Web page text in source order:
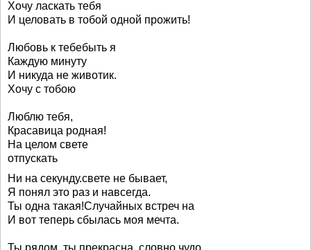
Хочу ласкать тебя
И целовать в тобой одной прожить!
Любовь к тебебыть я
Каждую минуту
И никуда не животик.
Хочу с тобою
Люблю тебя,
Красавица родная!
На целом свете
отпускать
Ни на секунду.свете не бывает,
Я понял это раз и навсегда.
Ты одна такая!Случайных встреч на
И вот теперь сбылась моя мечта.
Ты рядом, ты прекрасна, словно чудо,